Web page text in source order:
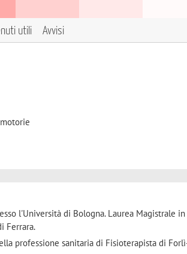
utili Avvisi
l'Università di Bologna. Laurea Magistrale
Ferrara.
professione sanitaria di Fisioterapista di